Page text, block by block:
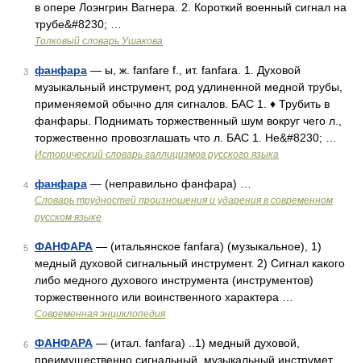
в опере Лоэнгрин Вагнера. 2. Короткий военный сигнал на
трубе&#8230; …
Толковый словарь Ушакова
3 фанфара — ы, ж. fanfare f., ит. fanfara. 1. Духовой
музыкальный инструмент, род удлиненной медной трубы,
применяемой обычно для сигналов. БАС 1. ♦ Трубить в
фанфары. Поднимать торжественный шум вокруг чего л.,
торжественно провозглашать что л. БАС 1. Не&#8230; …
Исторический словарь галлицизмов русского языка
4 фанфара — (неправильно фанфара) …
Словарь трудностей произношения и ударения в современном
русском языке
5 ФАНФАРА — (итальянское fanfara) (музыкальное), 1)
медный духовой сигнальный инструмент. 2) Сигнал какого
либо медного духового инструмента (инструментов)
торжественного или воинственного характера …
Современная энциклопедия
6 ФАНФАРА — (итал. fanfara) ..1) медный духовой,
преимущественно сигнальный, музыкальный инструмет,